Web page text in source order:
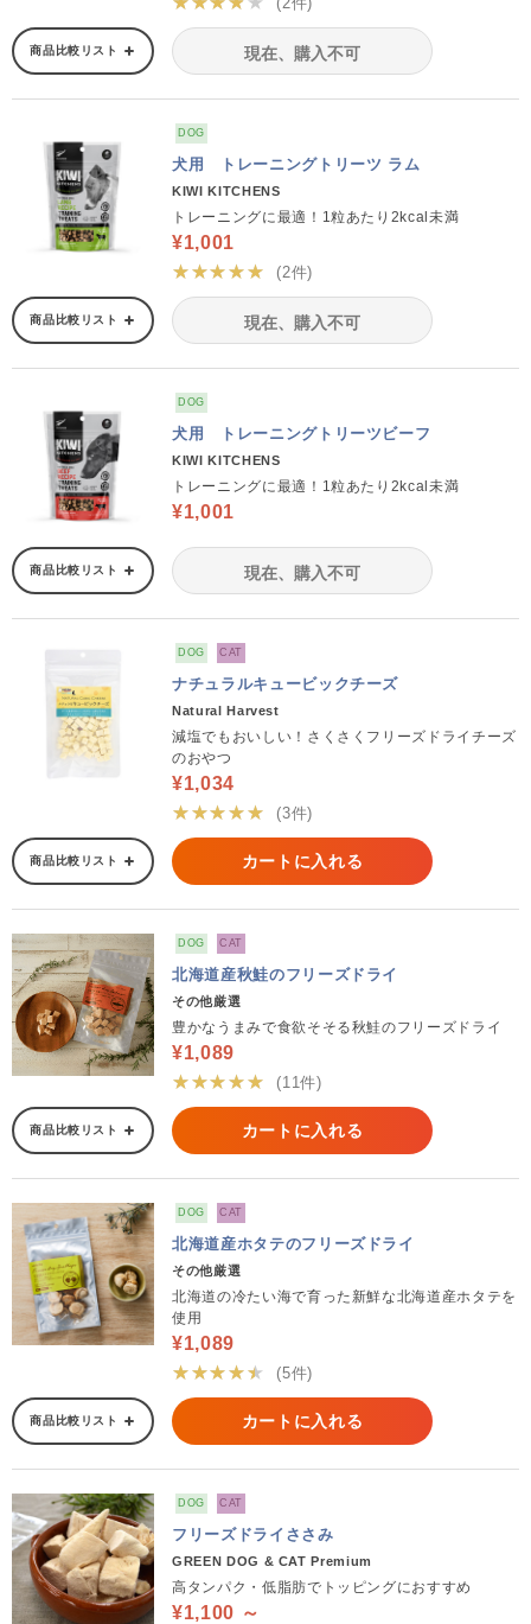
商品比較リスト 現在、購入不可
DOG
犬用 トレーニングトリーツ ラム
KIWI KITCHENS
トレーニングに最適！1粒あたり2kcal未満
¥1,001
★★★★★
(2件)
商品比較リスト 現在、購入不可
DOG
犬用 トレーニングトリーツビーフ
KIWI KITCHENS
トレーニングに最適！1粒あたり2kcal未満
¥1,001
商品比較リスト 現在、購入不可
DOG CAT
ナチュラルキュービックチーズ
Natural Harvest
減塩でもおいしい！さくさくフリーズドライチーズ
のおやつ
¥1,034
★★★★★
(3件)
商品比較リスト カートに入れる
DOG CAT
北海道産秋鮭のフリーズドライ
その他厳選
豊かなうまみで食欲そそる秋鮭のフリーズドライ
¥1,089
★★★★★
(11件)
商品比較リスト カートに入れる
DOG CAT
北海道産ホタテのフリーズドライ
その他厳選
北海道の冷たい海で育った新鮮な北海道産ホタテを
使用
¥1,089
★★★★★
(5件)
商品比較リスト カートに入れる
DOG CAT
フリーズドライささみ
GREEN DOG & CAT Premium
高タンパク・低脂肪でトッピングにおすすめ
¥1,100 ～